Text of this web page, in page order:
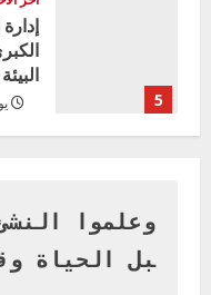
5
وعلموا
بل الحياة